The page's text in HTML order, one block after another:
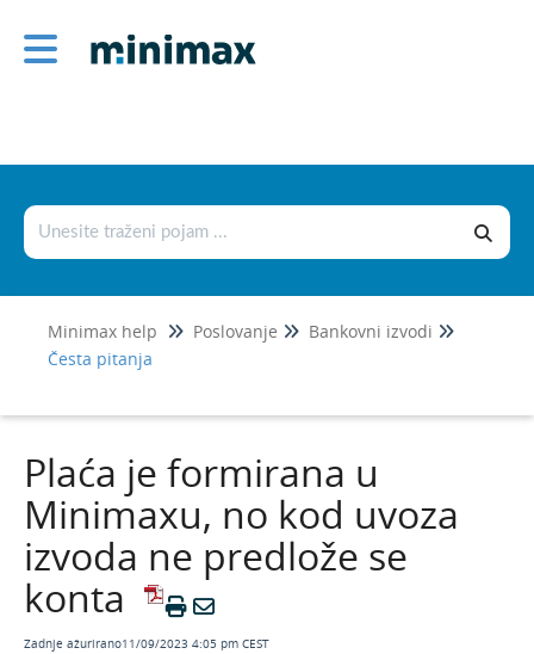
Minimax help Poslovanje
Bankovni izvodi
Česta pitanja
Izlazni računi
Ulazni računi
Službena putovanja
Otvorene stavke
Obračun kamata
Blagajna
Maloprodaja
Bankovni izvodi
Bankovni izvodi i euro
Plaća je formirana u
Minimaxu, no kod uvoza
izvoda ne predlože se
konta
Zadnje ažurirano11/09/2023 4:05 pm CEST